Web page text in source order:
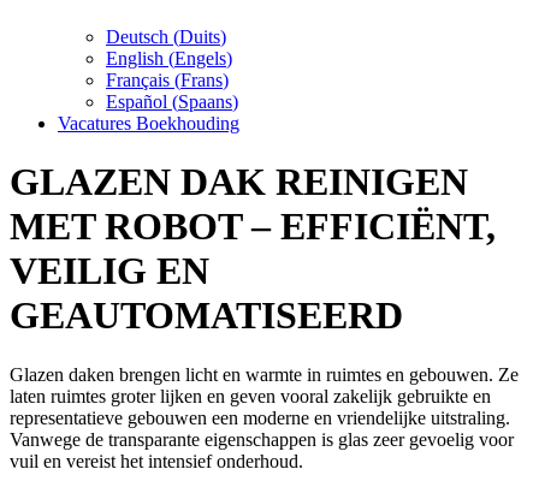
Deutsch (Duits)
English (Engels)
Français (Frans)
Español (Spaans)
Vacatures Boekhouding
GLAZEN DAK REINIGEN
MET ROBOT – EFFICIËNT,
VEILIG EN
GEAUTOMATISEERD
Glazen daken brengen licht en warmte in ruimtes en gebouwen. Ze
laten ruimtes groter lijken en geven vooral zakelijk gebruikte en
representatieve gebouwen een moderne en vriendelijke uitstraling.
Vanwege de transparante eigenschappen is glas zeer gevoelig voor
vuil en vereist het intensief onderhoud.